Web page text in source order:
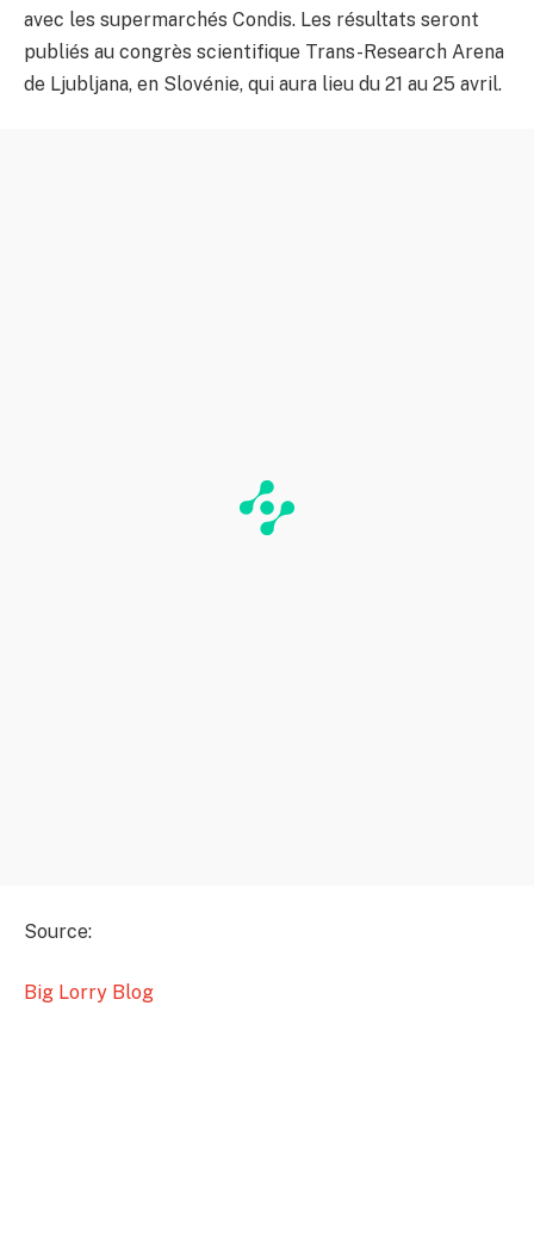
avec les supermarchés Condis. Les résultats seront
publiés au congrès scientifique Trans-Research Arena
de Ljubljana, en Slovénie, qui aura lieu du 21 au 25 avril.
Source:
Big Lorry Blog